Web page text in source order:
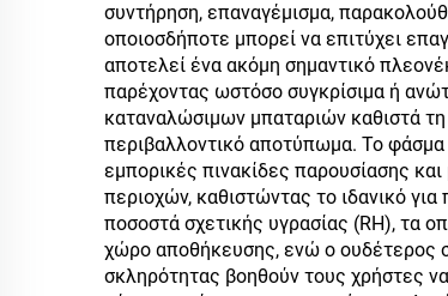
συντήρηση, επαναγέμισμα,
οποιοσδήποτε μπορεί να επιτύχει
αποτελεί ένα ακόμη σημαντικό
παρέχοντας ωστόσο συγκρίσιμα ή
καταναλώσιμων μπαταριών καθιστά
περιβαλλοντικό αποτύπωμα. Το φάσμα
εμπορικές πινακίδες παρουσίασης
περιοχών, καθιστώντας το ιδανικό
ποσοστά σχετικής υγρασίας (RH), τα
χώρο αποθήκευσης, ενώ ο ουδέτερος
σκληρότητας βοηθούν τους χρήστες